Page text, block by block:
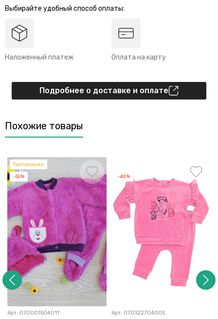
Выбирайте удобный способ оплаты:
Наложенный платеж Оплата на карту
Подробнее о доставке и оплате
Похожие товары
Распродажа
-55%
Арт: 070001504011
-40%
Арт: 070322704005